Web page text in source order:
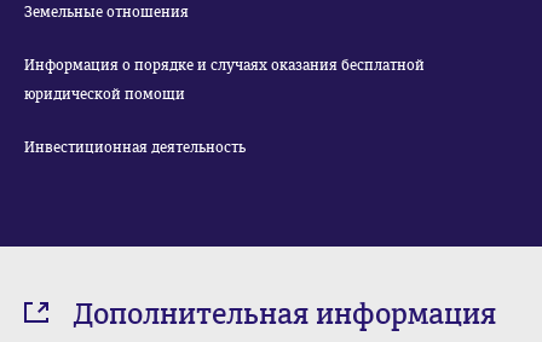
Земельные отношения
Информация о порядке и случаях оказания бесплатной
юридической помощи
Инвестиционная деятельность
Дополнительная информация